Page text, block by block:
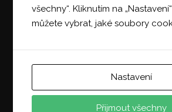
Bezpečnost práce PS-1
všechny“. Kliknutím na
můžete vybrat, jaké soubory
Nastavení
Přijmout všechny